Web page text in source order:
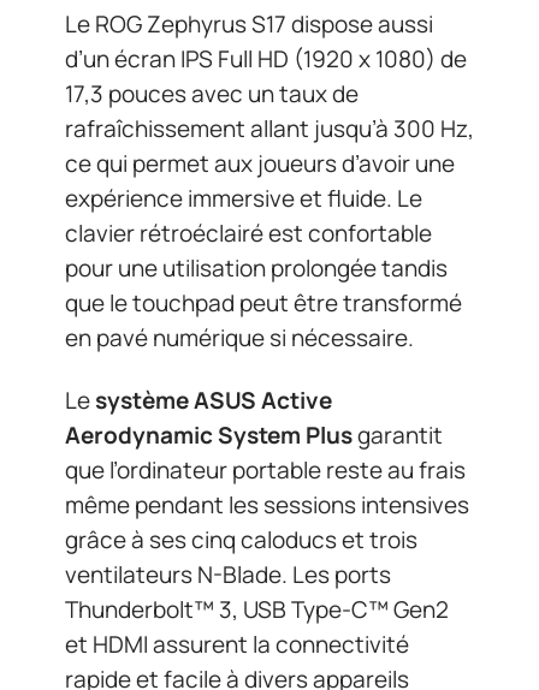
Le ROG Zephyrus S17 dispose aussi
d’un écran IPS Full HD (1920 x 1080) de
17,3 pouces avec un taux de
rafraîchissement allant jusqu’à 300 Hz,
ce qui permet aux joueurs d’avoir une
expérience immersive et fluide. Le
clavier rétroéclairé est confortable
pour une utilisation prolongée tandis
que le touchpad peut être transformé
en pavé numérique si nécessaire.
Lesystème ASUS Active
Aerodynamic System Plusgarantit
que l’ordinateur portable reste au frais
même pendant les sessions intensives
grâce à ses cinq caloducs et trois
ventilateurs N-Blade. Les ports
Thunderbolt™ 3, USB Type-C™ Gen2
et HDMI assurent la connectivité
rapide et facile à divers appareils